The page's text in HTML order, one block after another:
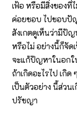
เฟ้อ หรือมีสิ่งของที่
ค่อยชอบ ไปชอบปั
สังเกตดูเห็นว่ามีปัญ
หรือไม่ อย่างนี้ก็จัด
จะแก้ปัญหาในอกใ
ถ้าเกิดอะไรไป เกิ
เป็นตัวอย่าง นี้ส่วน
ปรัชญา